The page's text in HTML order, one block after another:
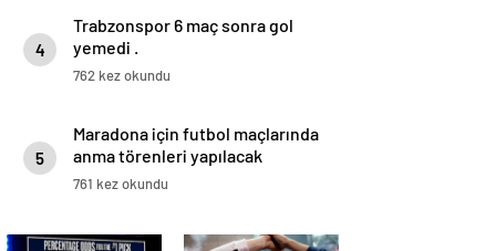
4
Trabzonspor 6 maç sonra gol
yemedi .
762 kez okundu
5
Maradona için futbol maçlarında
anma törenleri yapılacak
761 kez okundu